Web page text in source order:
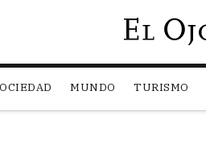
MUNDO TURISMO